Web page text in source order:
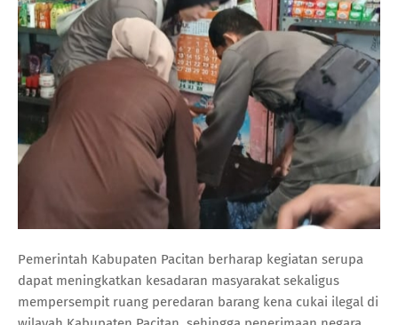
Pemerintah Kabupaten Pacitan berharap kegiatan serupa
dapat meningkatkan kesadaran masyarakat sekaligus
mempersempit ruang peredaran barang kena cukai ilegal di